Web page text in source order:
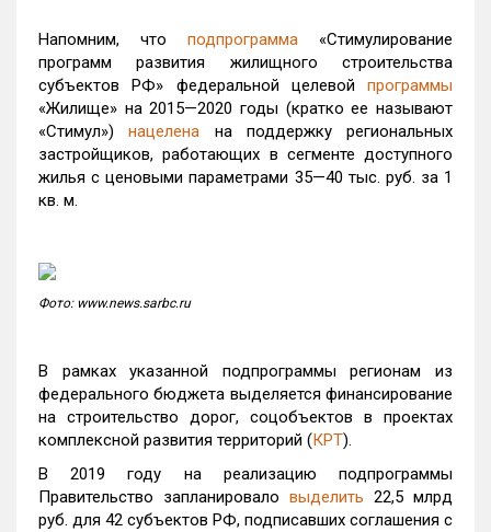
Напомним, что подпрограмма «Стимулирование
программ развития жилищного строительства
субъектов РФ» федеральной целевой программы
«Жилище» на 2015—2020 годы (кратко ее называют
«Стимул»)нацелена на поддержку региональных
застройщиков, работающих в сегменте доступного
жилья с ценовыми параметрами 35—40 тыс. руб. за 1
кв. м.
Фото: www.news.sarbc.ru
В рамках указанной подпрограммы регионам из
федерального бюджета выделяется финансирование
на строительство дорог, соцобъектов в проектах
комплексной развития территорий (КРТ).
В 2019 году на реализацию подпрограммы
Правительство запланировало выделить 22,5 млрд
руб. для 42 субъектов РФ, подписавших соглашения с